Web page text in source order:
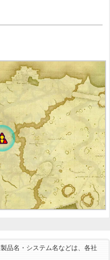
品名・システム名などは、各社